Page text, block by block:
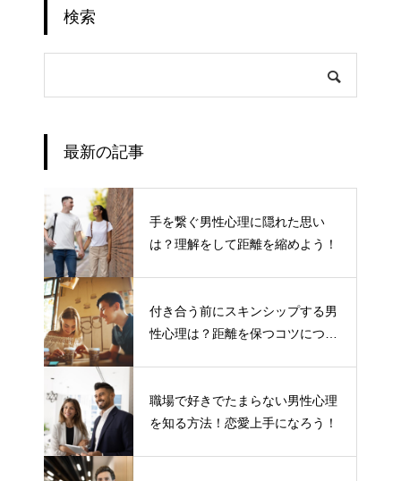
検索
最新の記事
手を繋ぐ男性心理に隠れた思い
は？理解をして距離を縮めよう！
付き合う前にスキンシップする男
性心理は？距離を保つコツについ
職場で好きでたまらない男性心理
を知る方法！恋愛上手になろう！